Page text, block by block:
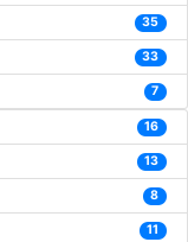
35
33
7
16
13
8
11